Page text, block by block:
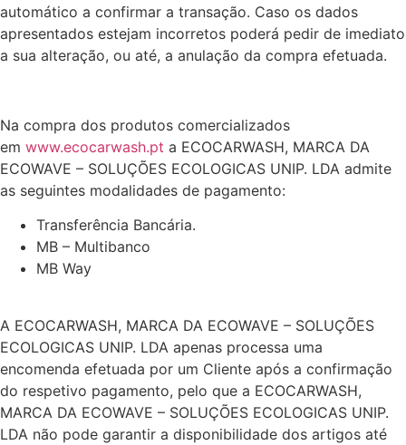
automático a confirmar a transação. Caso os dados
apresentados estejam incorretos poderá pedir de imediato
a sua alteração, ou até, a anulação da compra efetuada.
Na compra dos produtos comercializados
em www.ecocarwash.pt a ECOCARWASH, MARCA DA
ECOWAVE – SOLUÇÕES ECOLOGICAS UNIP. LDA admite
as seguintes modalidades de pagamento:
Transferência Bancária.
MB – Multibanco
MB Way
A ECOCARWASH, MARCA DA ECOWAVE – SOLUÇÕES
ECOLOGICAS UNIP. LDA apenas processa uma
encomenda efetuada por um Cliente após a confirmação
do respetivo pagamento, pelo que a ECOCARWASH,
MARCA DA ECOWAVE – SOLUÇÕES ECOLOGICAS UNIP.
LDA não pode garantir a disponibilidade dos artigos até